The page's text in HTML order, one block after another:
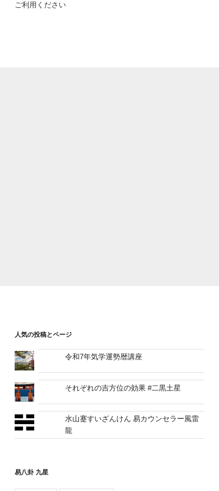
ご利用ください
人気の投稿とページ
令和7年気学運勢暦講座
それぞれの吉方位の効果 #二黒土星
水山蹇すいざんけん 易カウンセラー風雷
龍
易八卦 九星